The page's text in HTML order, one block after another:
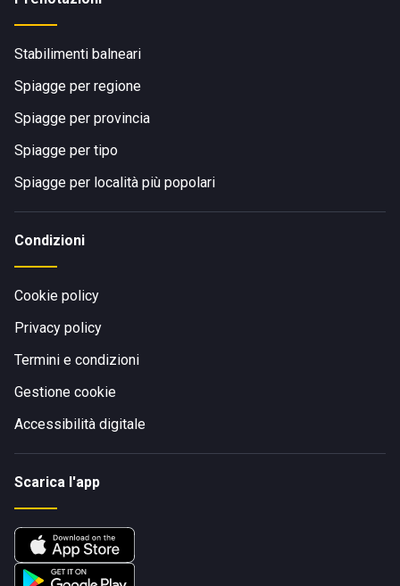
Stabilimenti balneari
Spiagge per regione
Spiagge per provincia
Spiagge per tipo
Spiagge per località più popolari
Condizioni
Cookie policy
Privacy policy
Termini e condizioni
Gestione cookie
Accessibilità digitale
Scarica l'app